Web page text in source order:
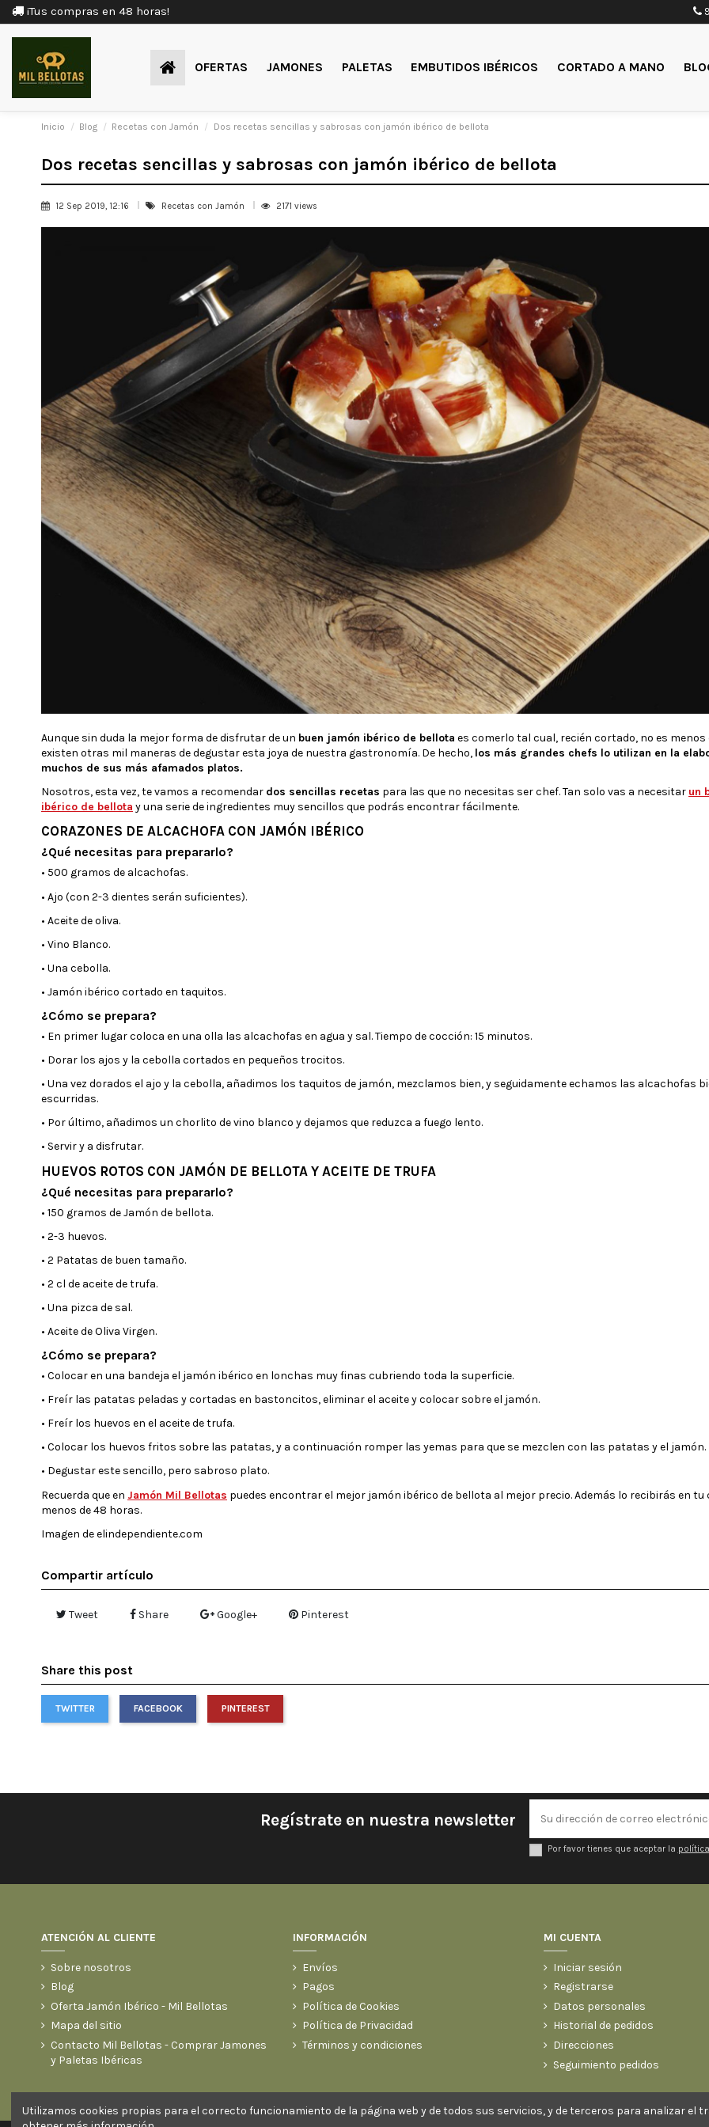
¡Tus compras en 48 horas!
OFERTAS JAMONES PALETAS EMBUTIDOS IBÉRICOS CORTADO A MANO
Inicio Blog Recetas con Jamón Dos recetas sencillas y sabrosas con jamón ibérico de bellota
Dos recetas sencillas y sabrosas con jamón ibérico de bellota
12 Sep 2019, 12:16 Recetas con Jamón 2171 views
Aunque sin duda la mejor forma de disfrutar de un buen jamón ibérico de bellota es comerlo tal cual, recién cortado, no es menos
existen otras mil maneras de degustar esta joya de nuestra gastronomía. De hecho, los más grandes chefs lo utilizan en la
muchos de sus más afamados platos.
Nosotros, esta vez, te vamos a recomendar dos sencillas recetas para las que no necesitas ser chef. Tan solo vas a necesitar un
ibérico de bellota y una serie de ingredientes muy sencillos que podrás encontrar fácilmente.
CORAZONES DE ALCACHOFA CON JAMÓN IBÉRICO
¿Qué necesitas para prepararlo?
• 500 gramos de alcachofas.
• Ajo (con 2-3 dientes serán suficientes).
• Aceite de oliva.
• Vino Blanco.
• Una cebolla.
• Jamón ibérico cortado en taquitos.
¿Cómo se prepara?
• En primer lugar coloca en una olla las alcachofas en agua y sal. Tiempo de cocción: 15 minutos.
• Dorar los ajos y la cebolla cortados en pequeños trocitos.
• Una vez dorados el ajo y la cebolla, añadimos los taquitos de jamón, mezclamos bien, y seguidamente echamos las alcachofas
escurridas.
• Por último, añadimos un chorlito de vino blanco y dejamos que reduzca a fuego lento.
• Servir y a disfrutar.
HUEVOS ROTOS CON JAMÓN DE BELLOTA Y ACEITE DE TRUFA
¿Qué necesitas para prepararlo?
• 150 gramos de Jamón de bellota.
• 2-3 huevos.
• 2 Patatas de buen tamaño.
• 2 cl de aceite de trufa.
• Una pizca de sal.
• Aceite de Oliva Virgen.
¿Cómo se prepara?
• Colocar en una bandeja el jamón ibérico en lonchas muy finas cubriendo toda la superficie.
• Freír las patatas peladas y cortadas en bastoncitos, eliminar el aceite y colocar sobre el jamón.
• Freír los huevos en el aceite de trufa.
• Colocar los huevos fritos sobre las patatas, y a continuación romper las yemas para que se mezclen con las patatas y el jamón.
• Degustar este sencillo, pero sabroso plato.
Recuerda que en Jamón Mil Bellotas puedes encontrar el mejor jamón ibérico de bellota al mejor precio. Además lo recibirás en tu
menos de 48 horas.
Imagen de elindependiente.com
Compartir artículo
Tweet Share Google+ Pinterest
Share this post
TWITTER FACEBOOK PINTEREST
Regístrate en nuestra newsletter
Por favor tienes que aceptar la
ATENCIÓN AL CLIENTE
Sobre nosotros
Blog
Oferta Jamón Ibérico - Mil Bellotas
Mapa del sitio
Contacto Mil Bellotas - Comprar Jamones
y Paletas Ibéricas
INFORMACIÓN
Envíos
Pagos
Política de Cookies
Política de Privacidad
Términos y condiciones
MI CUENTA
Iniciar sesión
Registrarse
Datos personales
Historial de pedidos
Direcciones
Seguimiento pedidos
Utilizamos cookies propias para el correcto funcionamiento de la página web y de todos sus servicios, y de terceros para analizar el